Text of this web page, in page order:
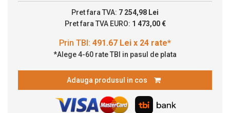
Pret fara TVA: 7 254,98 Lei
Pret fara TVA EURO: 1 473,00 €
*Alege 4-60 rate TBI in pasul de plata
Adauga produsul in cos